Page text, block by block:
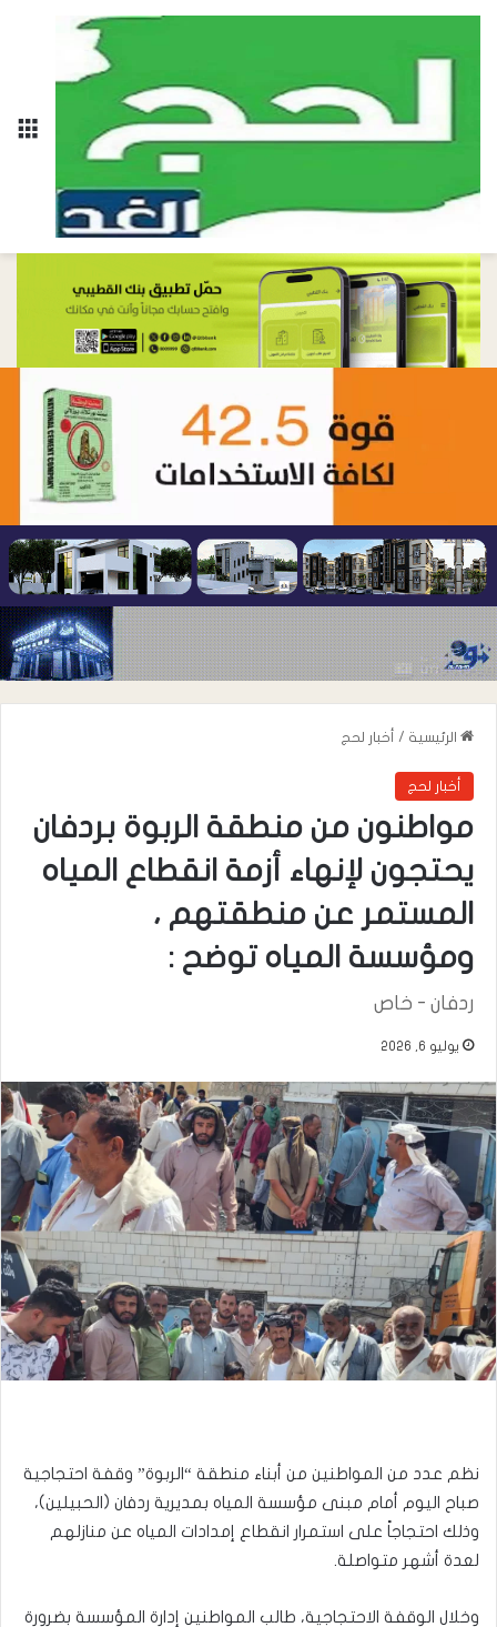
الرئيسية / أخبار لحج
أخبار لحج
​مواطنون من منطقة الربوة بردفان
يحتجون لإنهاء أزمة انقطاع المياه
المستمر عن منطقتهم ،
ومؤسسة المياه توضح :
ردفان - خاص
يوليو 6, 2026
نظم عدد من المواطنين من أبناء منطقة “الربوة” وقفة احتجاجية
صباح اليوم أمام مبنى مؤسسة المياه بمديرية ردفان (الحبيلين)،
وذلك احتجاجاً على استمرار انقطاع إمدادات المياه عن منازلهم
لعدة أشهر متواصلة.
​وخلال الوقفة الاحتجاجية، طالب المواطنين إدارة المؤسسة بضرورة